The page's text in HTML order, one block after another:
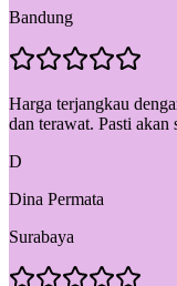
Bandung
Harga terjangkau
dan terawat. Pasti akan
D
Dina Permata
Surabaya